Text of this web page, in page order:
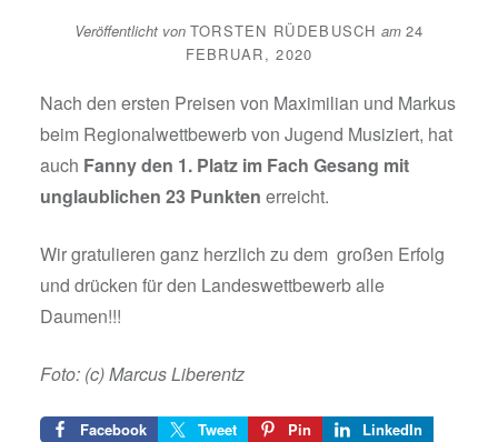
Veröffentlicht von TORSTEN RÜDEBUSCH am 24
FEBRUAR, 2020
Nach den ersten Preisen von Maximilian und Markus
beim Regionalwettbewerb von Jugend Musiziert, hat
auch Fanny den 1. Platz im Fach Gesang mit
unglaublichen 23 Punkten erreicht.
Wir gratulieren ganz herzlich zu dem großen Erfolg
und drücken für den Landeswettbewerb alle
Daumen!!!
Foto: (c) Marcus Liberentz
Facebook Tweet Pin
LinkedIn